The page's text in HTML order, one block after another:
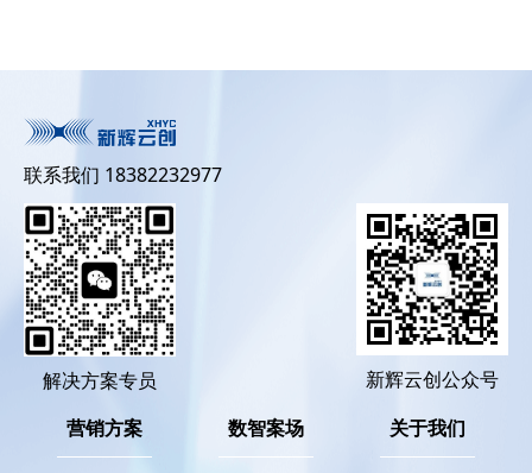
联系我们 18382232977
解决方案专员
新辉云创公众号
营销方案
数智案场 关于我们